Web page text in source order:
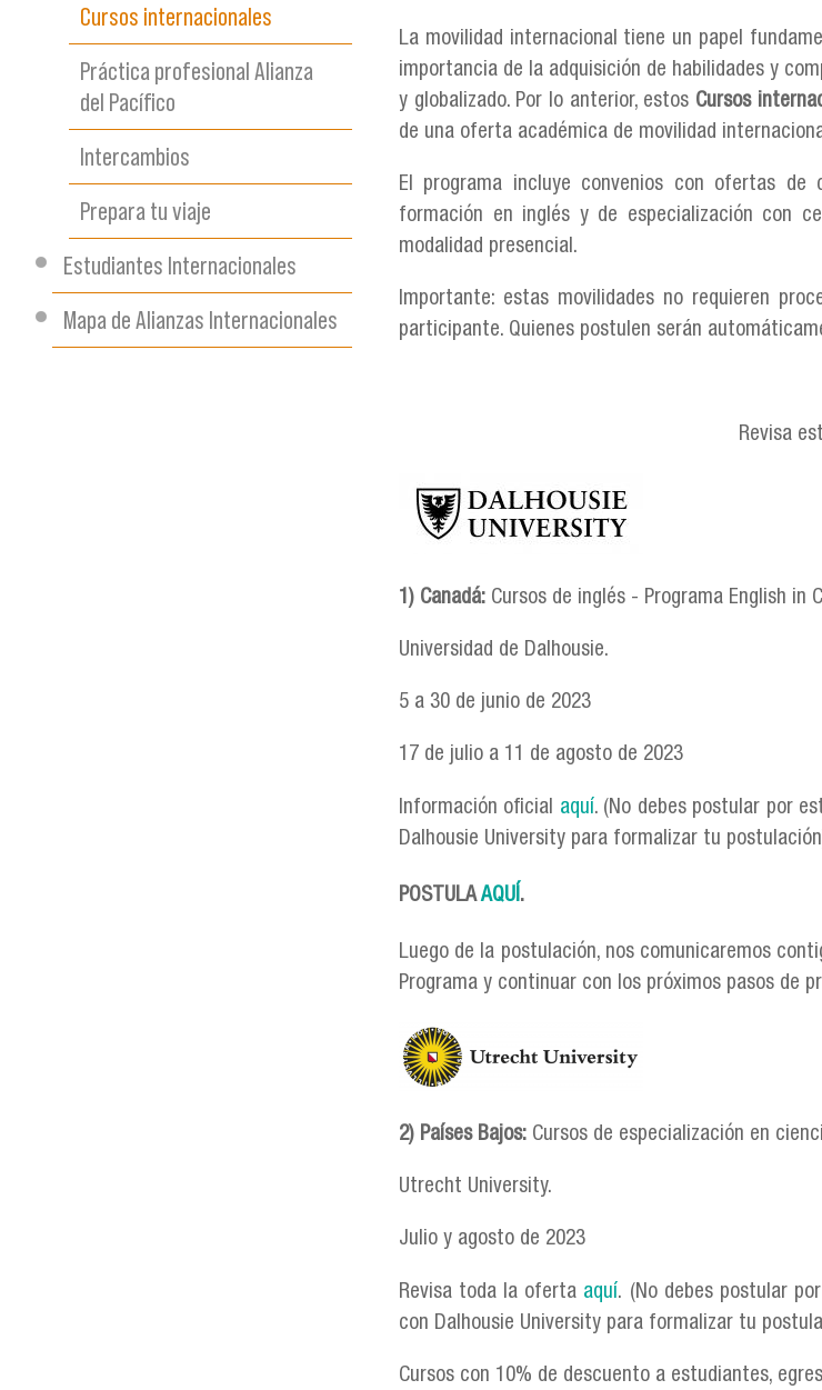
Cursos internacionales
Práctica profesional Alianza
del Pacífico
Intercambios
Prepara tu viaje
Estudiantes Internacionales
Mapa de Alianzas Internacionales
La movilidad internacional tiene un papel
importancia de la adquisición de habilidades y
y globalizado. Por lo anterior, estos Cursos
de una oferta académica de movilidad
El programa incluye convenios con ofertas de
formación en inglés y de especialización con
modalidad presencial.
Importante: estas movilidades no requieren
participante. Quienes postulen serán
Revisa
dalhousie_univeristy.jpg
1) Canadá: Cursos de inglés - Programa English in
Universidad de Dalhousie.
5 a 30 de junio de 2023
17 de julio a 11 de agosto de 2023
Información oficial aquí. (No debes postular por
Dalhousie University para formalizar tu
POSTULAAQUÍ.
Luego de la postulación, nos comunicaremos
Programa y continuar con los próximos pasos de
utrecht.png
2) Países Bajos: Cursos de especialización en
Utrecht University.
Julio y agosto de 2023
Revisa toda la oferta aquí. (No debes postular
con Dalhousie University para formalizar tu
Cursos con 10% de descuento a estudiantes,